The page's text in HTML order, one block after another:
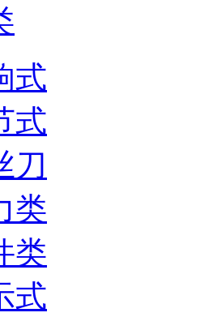
式
式
刀
类
类
式